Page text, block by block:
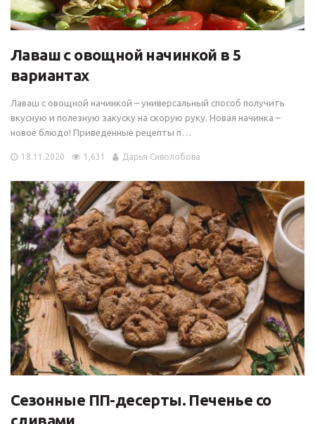
Лаваш с овощной начинкой в 5
вариантах
Лаваш с овощной начинкой – универсальный способ получить
вкусную и полезную закуску на скорую руку. Новая начинка –
новое блюдо! Приведенные рецепты п…
18.11.2020 1,631 Дарья Сиволобова
Сезонные ПП-десерты. Печенье со
сливами